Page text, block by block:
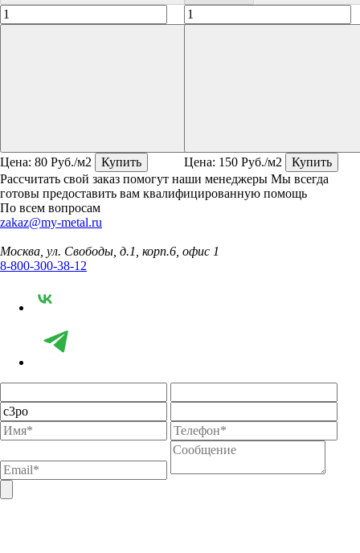
Цена: 80 Руб./м2 Купить Цена: 150 Руб./м2
Купить
Рассчитать свой заказ помогут наши менеджеры Мы всегда
готовы предоставить вам квалифицированную помощь
По всем вопросам
zakaz@my-metal.ru
Москва, ул. Свободы, д.1, корп.6, офис 1
8-800-300-38-12